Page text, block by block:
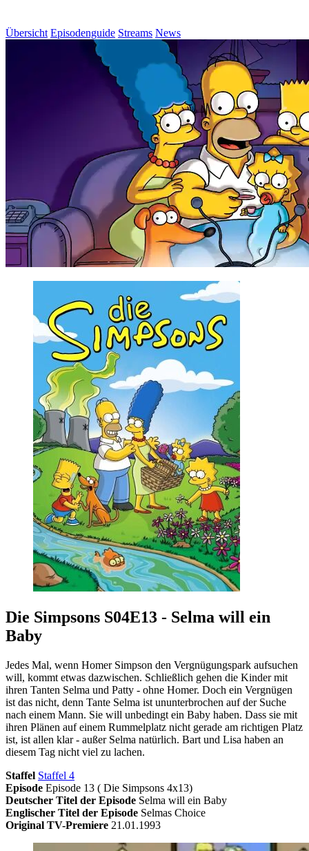
Übersicht Episodenguide Streams News
Die Simpsons S04E13 - Selma will ein
Baby
Jedes Mal, wenn Homer Simpson den Vergnügungspark aufsuchen
will, kommt etwas dazwischen. Schließlich gehen die Kinder mit
ihren Tanten Selma und Patty - ohne Homer. Doch ein Vergnügen
ist das nicht, denn Tante Selma ist ununterbrochen auf der Suche
nach einem Mann. Sie will unbedingt ein Baby haben. Dass sie mit
ihren Plänen auf einem Rummelplatz nicht gerade am richtigen Platz
ist, ist allen klar - außer Selma natürlich. Bart und Lisa haben an
diesem Tag nicht viel zu lachen.
Staffel Staffel 4
Episode Episode 13 ( Die Simpsons 4x13)
Deutscher Titel der Episode Selma will ein Baby
Englischer Titel der Episode Selmas Choice
Original TV-Premiere 21.01.1993